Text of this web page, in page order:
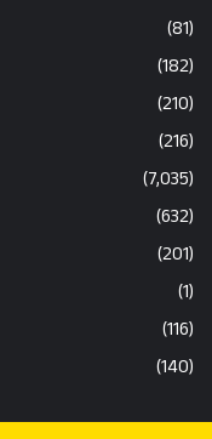
(81)
(182)
(210)
(216)
(7,035)
(632)
(201)
(1)
(116)
(140)